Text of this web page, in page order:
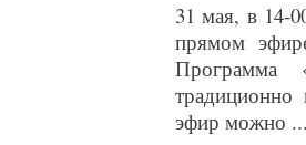
31 мая, в 14-
прямом
Программа
эфир можно